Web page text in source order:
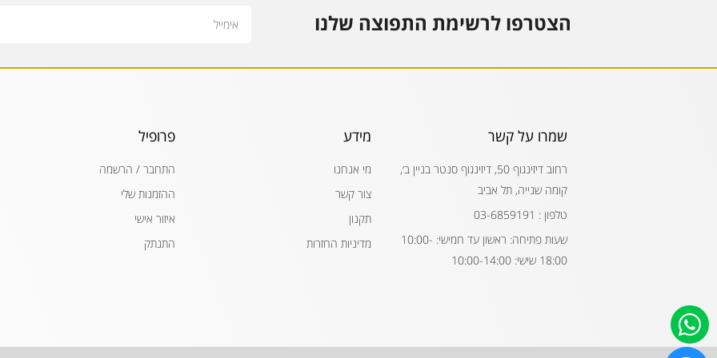
הצטרפו לרשימת התפוצה שלנו
שמרו על קשר
רחוב דיזינגוף 50, דיזינגוף סנטר בניין ב׳,
קומה שנייה, תל אביב
טלפון : 03-6859191
שעות פתיחה: ראשון עד חמישי: 10:00-
18:00 שישי: 10:00-14:00
מידע
מי אנחנו
צור קשר
תקנון
מדיניות החזרות
פרופיל
התחבר / הרשמה
ההזמנות שלי
איזור אישי
התנתק